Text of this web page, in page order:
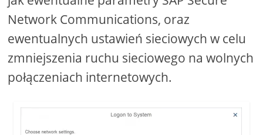
Network Communications, oraz
ewentualnych ustawień sieciowych w celu
zmniejszenia ruchu sieciowego na wolnych
połączeniach internetowych.